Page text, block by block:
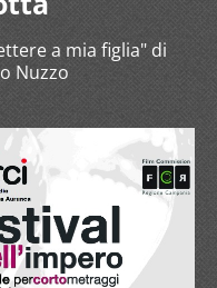
a mia figlia" di
Nuzzo